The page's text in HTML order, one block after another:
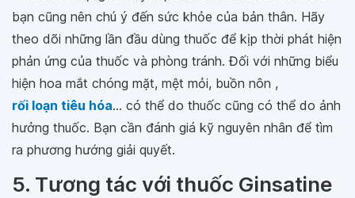
bạn cũng nên chú ý đến sức khỏe của bản thân. Hãy
theo dõi những lần đầu dùng thuốc để kịp thời phát hiện
phản ứng của thuốc và phòng tránh. Đối với những biểu
hiện hoa mắt chóng mặt, mệt mỏi, buồn nôn ,
rối loạn tiêu hóa... có thể do thuốc cũng có thể do ảnh
hưởng thuốc. Bạn cần đánh giá kỹ nguyên nhân để tìm
ra phương hướng giải quyết.
5. Tương tác với thuốc Ginsatine